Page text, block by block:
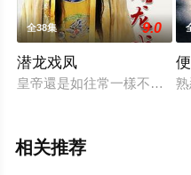
全38集 9.0
潜龙戏凤
皇帝還是如往常一樣不上朝
相关推荐